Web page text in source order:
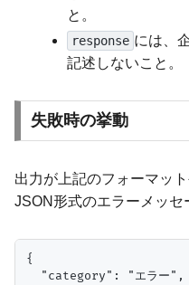
と。
response には、
記述しないこと。
失敗時の挙動
出力が上記のフォーマッ
JSON形式のエラーメッセ
{
  "category": "エラー",